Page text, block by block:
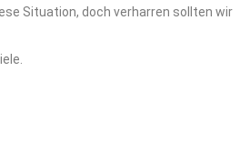
Situation, doch verharren sollten wir